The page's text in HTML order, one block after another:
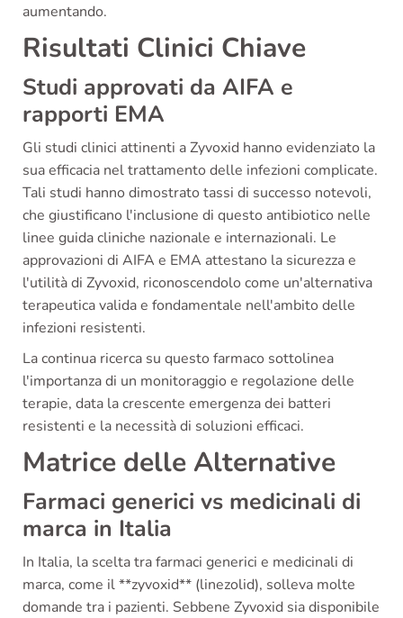
aumentando.
Risultati Clinici Chiave
Studi approvati da AIFA e
rapporti EMA
Gli studi clinici attinenti a Zyvoxid hanno evidenziato la
sua efficacia nel trattamento delle infezioni complicate.
Tali studi hanno dimostrato tassi di successo notevoli,
che giustificano l'inclusione di questo antibiotico nelle
linee guida cliniche nazionale e internazionali. Le
approvazioni di AIFA e EMA attestano la sicurezza e
l'utilità di Zyvoxid, riconoscendolo come un'alternativa
terapeutica valida e fondamentale nell'ambito delle
infezioni resistenti.
La continua ricerca su questo farmaco sottolinea
l'importanza di un monitoraggio e regolazione delle
terapie, data la crescente emergenza dei batteri
resistenti e la necessità di soluzioni efficaci.
Matrice delle Alternative
Farmaci generici vs medicinali di
marca in Italia
In Italia, la scelta tra farmaci generici e medicinali di
marca, come il **zyvoxid** (linezolid), solleva molte
domande tra i pazienti. Sebbene Zyvoxid sia disponibile